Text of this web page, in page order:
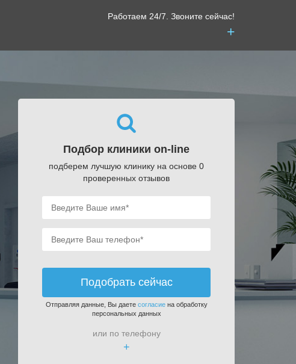
Работаем 24/7. Звоните сейчас!
+
Подбор клиники on-line
подберем лучшую клинику на основе 0
проверенных отзывов
Подобрать сейчас
Отправляя данные, Вы даете согласиена обработку
персональных данных
или по телефону
+